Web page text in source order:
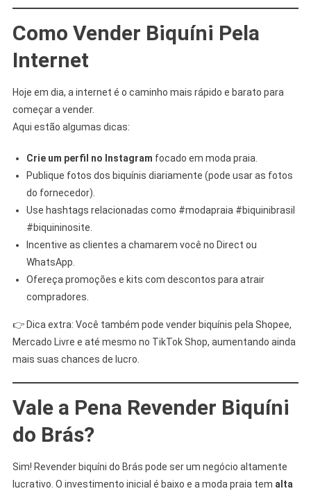
Como Vender Biquíni Pela
Internet
Hoje em dia, a internet é o caminho mais rápido e barato para
começar a vender.
Aqui estão algumas dicas:
Crie um perfil no Instagram focado em moda praia.
Publique fotos dos biquínis diariamente (pode usar as fotos
do fornecedor).
Use hashtags relacionadas como #modapraia #biquinibrasil
#biquininosite.
Incentive as clientes a chamarem você no Direct ou
WhatsApp.
Ofereça promoções e kits com descontos para atrair
compradores.
👉 Dica extra: Você também pode vender biquínis pela Shopee,
Mercado Livre e até mesmo no TikTok Shop, aumentando ainda
mais suas chances de lucro.
Vale a Pena Revender Biquíni
do Brás?
Sim! Revender biquíni do Brás pode ser um negócio altamente
lucrativo. O investimento inicial é baixo e a moda praia tem alta